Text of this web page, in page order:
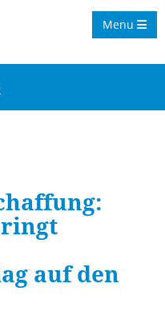
Menu
auf den